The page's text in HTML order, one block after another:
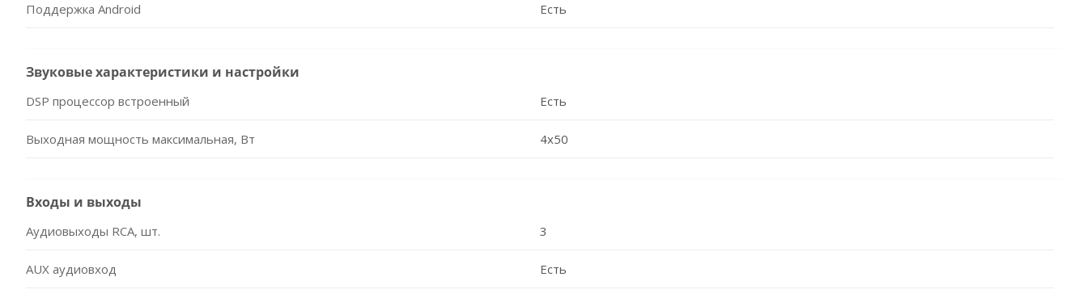
Поддержка Android Есть
Звуковые характеристики и настройки
DSP процессор встроенный Есть
Выходная мощность максимальная, Вт 4x50
Входы и выходы
Аудиовыходы RCA, шт. 3
AUX аудиовход Есть